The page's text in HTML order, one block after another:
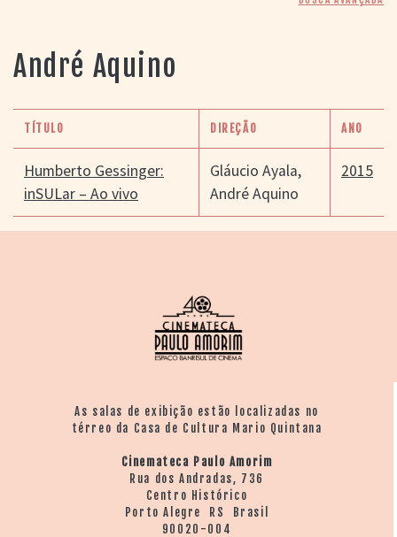
PORTAL DO
CINEMA GAÚCHO
> LISTA DE FILMES
> FILMOGRAFIAS DE
CINEASTAS
> DISCOGRAFIAS
> BIBLIOGRAFIAS
André Aquino
TÍTULO DIREÇÃO ANO
Humberto Gessinger:
inSULar – Ao vivo
Gláucio Ayala,
André Aquino
2015
As salas de exibição estão localizadas no
térreo da Casa de Cultura Mario Quintana
Cinemateca Paulo Amorim
Rua dos Andradas, 736
Centro Histórico
Porto Alegre RS Brasil
90020-004